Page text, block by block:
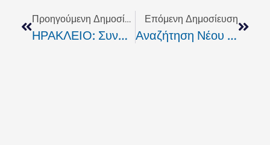
Προηγούμενη Δημοσίευση
ΗΡΑΚΛΕΙΟ: Συνάντηση Της Κ.Σχοιναράκη Με Τον Αντιπρύτανη Του Πανεπιστημίου Κρήτης
Επόμενη Δημοσίευση
Αναζήτηση Νέου ΧΥΤΑ